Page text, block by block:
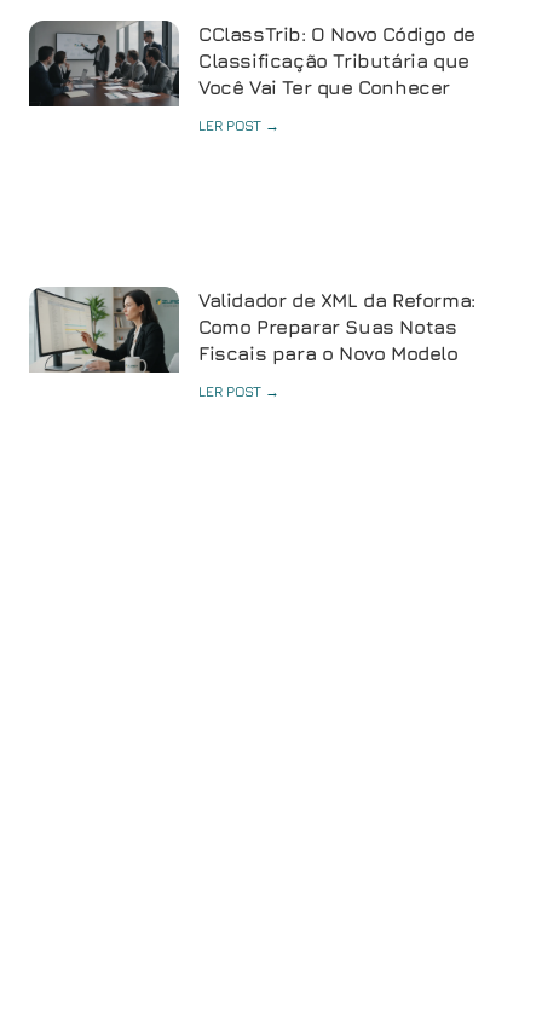
CClassTrib: O Novo Código de
Classificação Tributária que
Você Vai Ter que Conhecer
LER POST →
Validador de XML da Reforma:
Como Preparar Suas Notas
Fiscais para o Novo Modelo
LER POST →